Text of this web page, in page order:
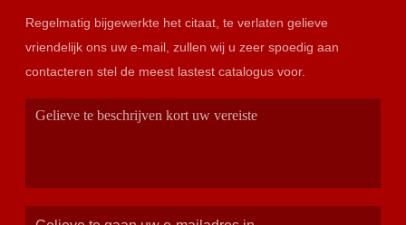
Regelmatig bijgewerkte het citaat, te verlaten gelieve
vriendelijk ons uw e-mail, zullen wij u zeer spoedig aan
contacteren stel de meest lastest catalogus voor.